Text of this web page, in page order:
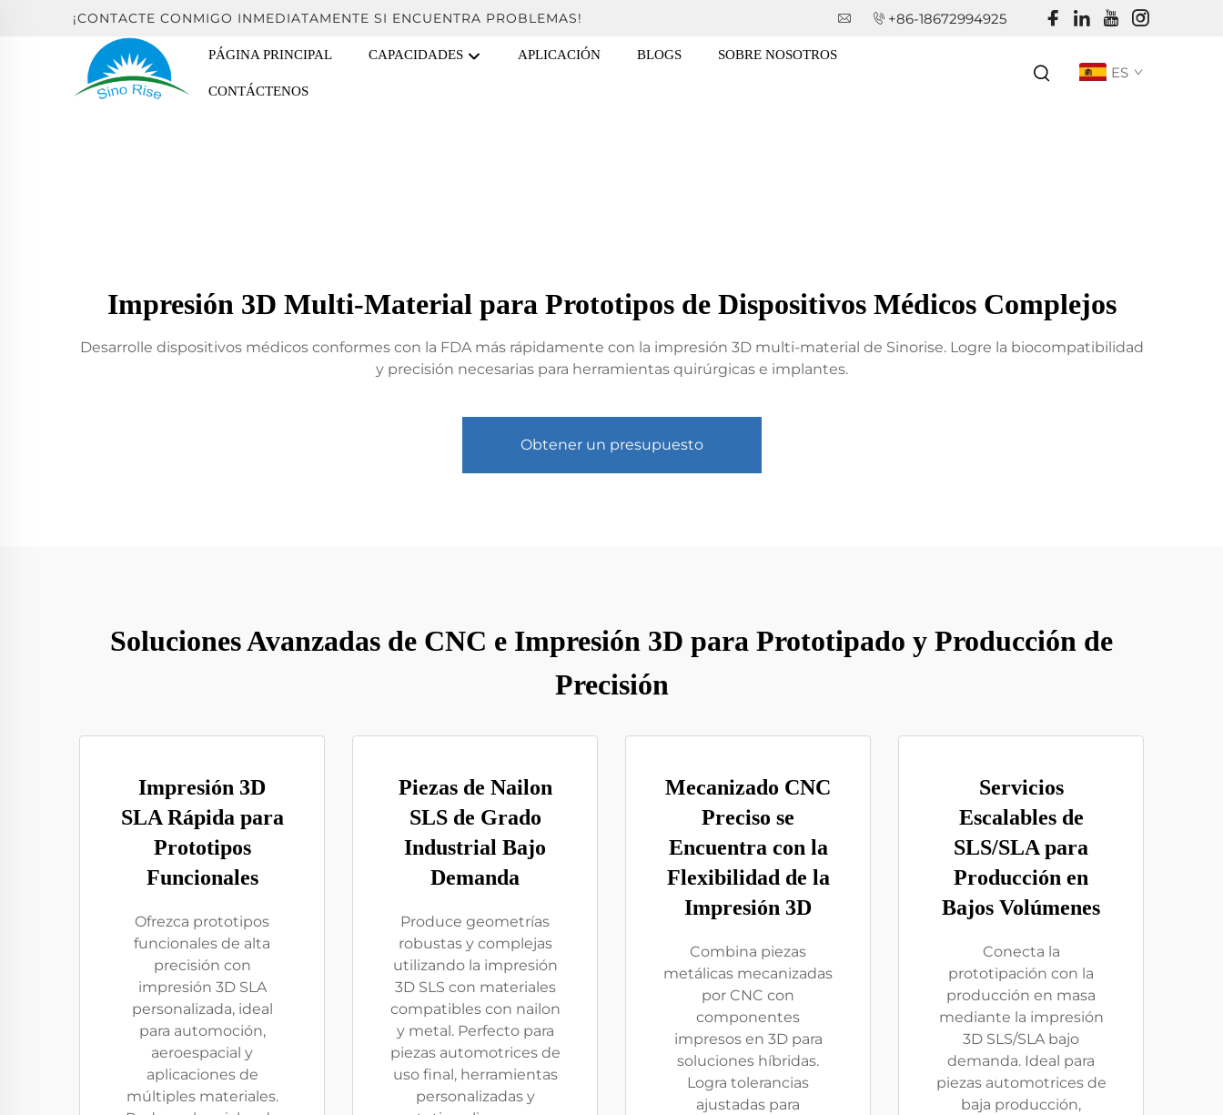
¡CONTACTE CONMIGO INMEDIATAMENTE SI ENCUENTRA PROBLEMAS! +86-18672994925
PÁGINA PRINCIPAL CAPACIDADES APLICACIÓN BLOGS SOBRE NOSOTROS
CONTÁCTENOS
ES
Impresión 3D Multi-Material para Prototipos de Dispositivos Médicos Complejos
Desarrolle dispositivos médicos conformes con la FDA más rápidamente con la impresión 3D multi-material de Sinorise. Logre la biocompatibilidad
y precisión necesarias para herramientas quirúrgicas e implantes.
Obtener un presupuesto
Soluciones Avanzadas de CNC e Impresión 3D para Prototipado y Producción de
Precisión
Impresión 3D
SLA Rápida para
Prototipos
Funcionales
Ofrezca prototipos
funcionales de alta
precisión con
impresión 3D SLA
personalizada, ideal
para automoción,
aeroespacial y
aplicaciones de
múltiples materiales.
Piezas de Nailon
SLS de Grado
Industrial Bajo
Demanda
Produce geometrías
robustas y complejas
utilizando la impresión
3D SLS con materiales
compatibles con nailon
y metal. Perfecto para
piezas automotrices de
uso final, herramientas
personalizadas y
Mecanizado CNC
Preciso se
Encuentra con la
Flexibilidad de la
Impresión 3D
Combina piezas
metálicas mecanizadas
por CNC con
componentes
impresos en 3D para
soluciones híbridas.
Logra tolerancias
ajustadas para
Servicios
Escalables de
SLS/SLA para
Producción en
Bajos Volúmenes
Conecta la
prototipación con la
producción en masa
mediante la impresión
3D SLS/SLA bajo
demanda. Ideal para
piezas automotrices de
baja producción,